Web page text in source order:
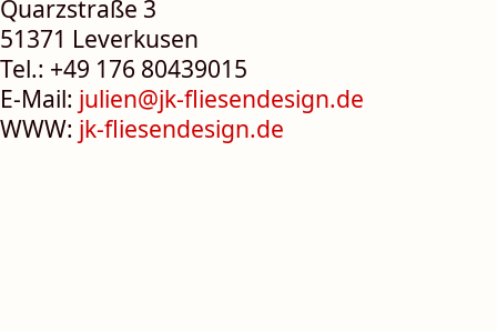
Quarzstraße 3
51371 Leverkusen
Tel.: +49 176 80439015
E-Mail: julien@jk-fliesendesign.de
WWW: jk-fliesendesign.de